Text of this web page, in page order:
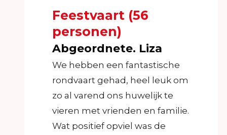
Feestvaart (56
personen)
Abgeordnete. Liza
We hebben een fantastische
rondvaart gehad, heel leuk om
zo al varend ons huwelijk te
vieren met vrienden en familie.
Wat positief opviel was de